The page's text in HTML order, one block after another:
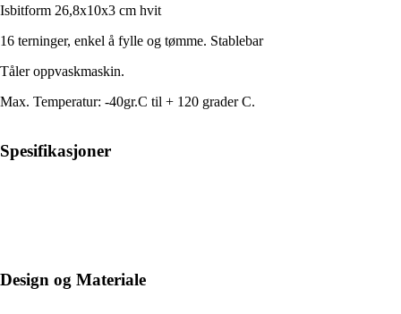
Isbitform 26,8x10x3 cm hvit
16 terninger, enkel å fylle og tømme. Stablebar
Tåler oppvaskmaskin.
Max. Temperatur: -40gr.C til + 120 grader C.
Spesifikasjoner
Design og Materiale